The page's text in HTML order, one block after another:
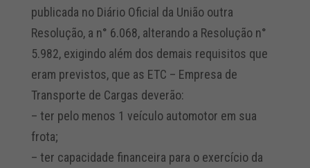
publicada no Diário Oficial da União outra
Resolução, a n° 6.068, alterando a Resolução n°
5.982, exigindo além dos demais requisitos que
eram previstos, que as ETC – Empresa de
Transporte de Cargas deverão:
– ter pelo menos 1 veículo automotor em sua
frota;
– ter capacidade financeira para o exercício da